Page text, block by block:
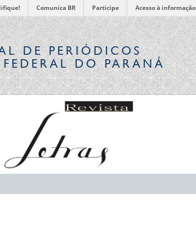
Comunica BR Participe Acesso à informação
DE PERIÓDICOS
DO PARANÁ